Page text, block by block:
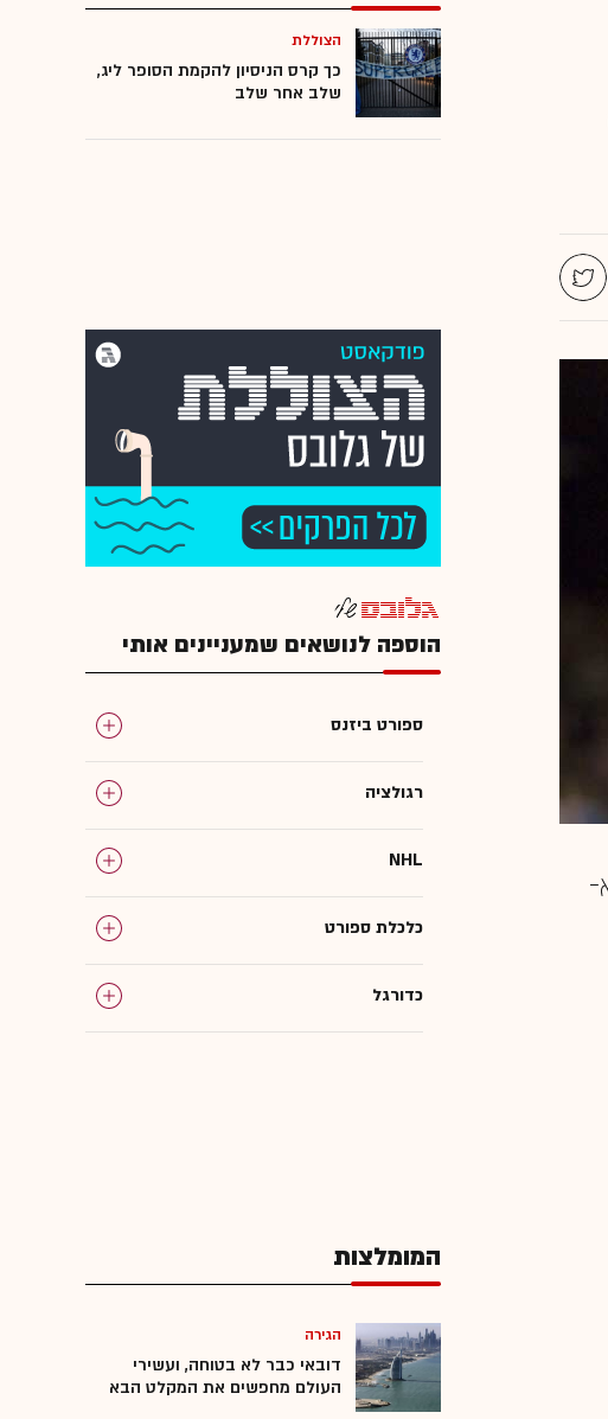
הצוללת
כך קרס הניסיון להקמת הסופר ליג,
שלב אחר שלב
הוספה לנושאים שמעניינים אותי
ספורט ביזנס
רגולציה
NHL
כלכלת ספורט
כדורגל
המומלצות
הגירה
דובאי כבר לא בטוחה, ועשירי
העולם מחפשים את המקלט הבא